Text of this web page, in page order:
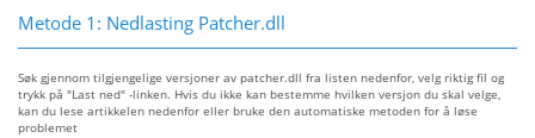
Metode 1: Nedlasting Patcher.dll
Søk gjennom tilgjengelige versjoner av patcher.dll fra listen nedenfor, velg riktig fil og
trykk på "Last ned" -linken. Hvis du ikke kan bestemme hvilken versjon du skal velge,
kan du lese artikkelen nedenfor eller bruke den automatiske metoden for å løse
problemet